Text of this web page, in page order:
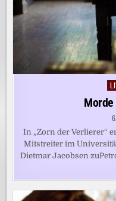
in
In „Zorn der Verlierer“
Mitstreiter im
Dietmar Jacobsen